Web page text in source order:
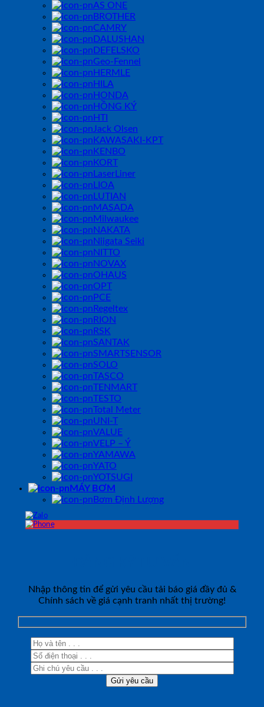
AS ONE
BROTHER
CAMRY
DALUSHAN
DEFELSKO
Geo-Fennel
HERMLE
HILA
HONDA
HỒNG KÝ
HTI
Jack Olsen
KAWASAKI-KPT
KENBO
KORT
LaserLiner
LIOA
LUTIAN
MASADA
Milwaukee
NAKATA
Niigata Seiki
NITTO
NOVAX
OHAUS
OPT
PCE
Regeltex
RION
RSK
SANTAK
SMARTSENSOR
SOLO
TASCO
TENMART
TESTO
Total Meter
UNI-T
VALUE
VELP – Ý
YAMAWA
YATO
YOTSUGI
MÁY BƠM
Bơm Định Lượng
Nhập thông tin để gửi yêu cầu tải báo giá đầy đủ &
Chính sách về giá cạnh tranh nhất thị trường!